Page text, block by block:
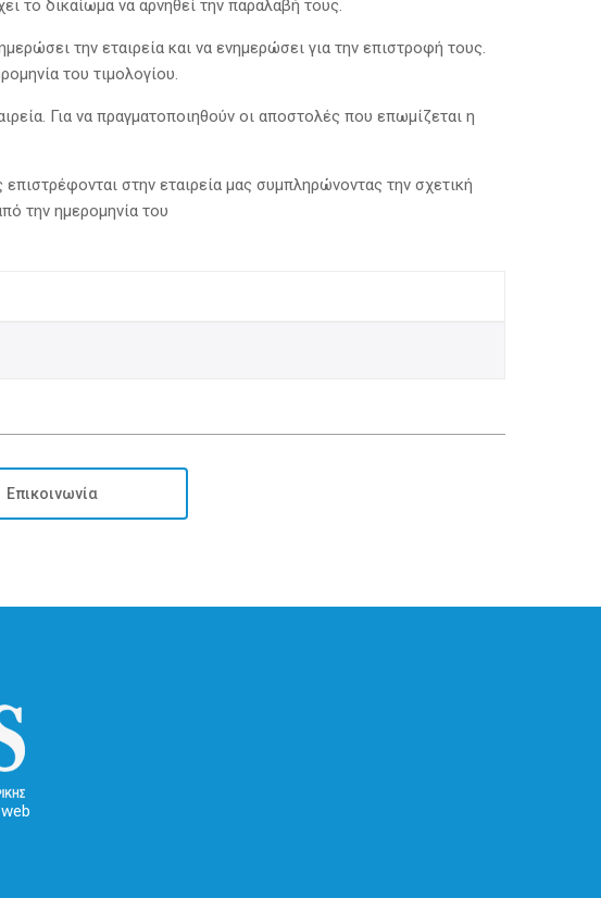
το δικαίωμα να αρνηθεί την παραλαβή τους.
την εταιρεία και να ενημερώσει για την επιστροφή τους.
του τιμολογίου.
Για να πραγματοποιηθούν οι αποστολές που επωμίζεται η
στην εταιρεία μας συμπληρώνοντας την σχετική
την ημερομηνία του
Επικοινωνία